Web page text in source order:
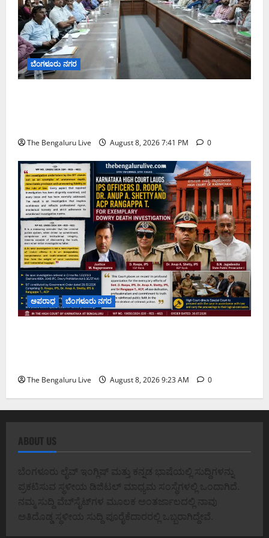
ಬೆಂಗಳೂರು ನಗರ
The Bengaluru Live August 8, 2026 7:41 PM 0
ಅಪರಾಧ ಬೆಂಗಳೂರು ನಗರ
The Bengaluru Live August 8, 2026 9:23 AM 0
ABOUT US
ಬೆಂಗಳೂರು ಲೈವ್ ಇಂಗ್ಲಿಷ್ ಮತ್ತು ಕನ್ನಡ ಭಾಷೆಯಲ್ಲಿ ಸುದ್ದಿಗಳನ್ನು
ಪ್ರಕಟಿಸುವ ಸ್ಥಳೀಯ ಡಿಜಿಟಲ್ ಮಾಧ್ಯಮ ಸಂಸ್ಥೆಗಳಲ್ಲಿ ಒಂದಾಗಿದೆ.
ನಮ್ಮ ಸುದ್ದಿ ವೆಬ್‌ಸೈಟ್‌ಗಳ ಮೂಲಕ ಅಂತರ್ಜಾಲದಲ್ಲಿ ನಾವು
ಅತಿದೊಡ್ಡ ಸ್ಥಳೀಯ ಸುದ್ದಿ ಪೂರೈಕೆದಾರರಲ್ಲಿ ಒಬ್ಬರಾಗಿದ್ದೇವೆ.